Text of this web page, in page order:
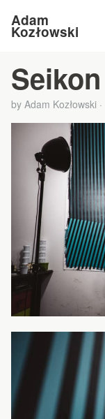
Adam
Kozłowski
Seikon
by Adam Kozłowski ·